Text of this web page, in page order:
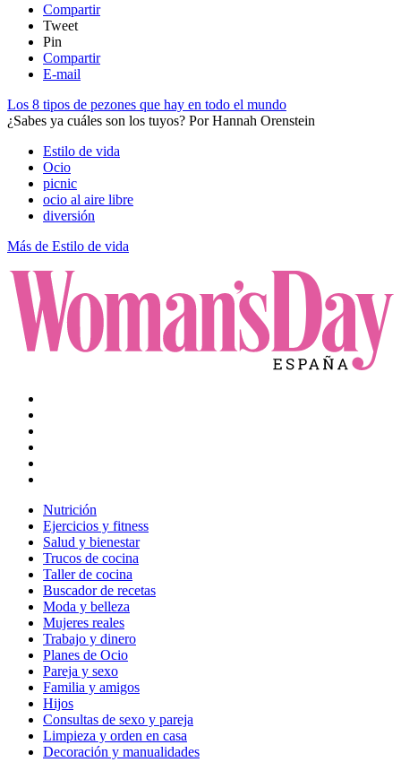
Compartir
Tweet
Pin
Compartir
E-mail
Los 8 tipos de pezones que hay en todo el mundo
¿Sabes ya cuáles son los tuyos? PorHannah Orenstein
Estilo de vida
Ocio
picnic
ocio al aire libre
diversión
Más de Estilo de vida
Nutrición
Ejercicios y fitness
Salud y bienestar
Trucos de cocina
Taller de cocina
Buscador de recetas
Moda y belleza
Mujeres reales
Trabajo y dinero
Planes de Ocio
Pareja y sexo
Familia y amigos
Hijos
Consultas de sexo y pareja
Limpieza y orden en casa
Decoración y manualidades